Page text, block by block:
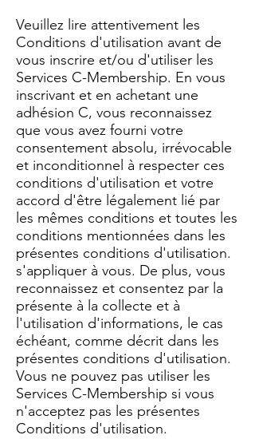
Veuillez lire attentivement les
Conditions d'utilisation avant de
vous inscrire et/ou d'utiliser les
Services C-Membership. En vous
inscrivant et en achetant une
adhésion C, vous reconnaissez
que vous avez fourni votre
consentement absolu, irrévocable
et inconditionnel à respecter ces
conditions d'utilisation et votre
accord d'être légalement lié par
les mêmes conditions et toutes les
conditions mentionnées dans les
présentes conditions d'utilisation.
s'appliquer à vous. De plus, vous
reconnaissez et consentez par la
présente à la collecte et à
l'utilisation d'informations, le cas
échéant, comme décrit dans les
présentes conditions d'utilisation.
Vous ne pouvez pas utiliser les
Services C-Membership si vous
n'acceptez pas les présentes
Conditions d'utilisation.